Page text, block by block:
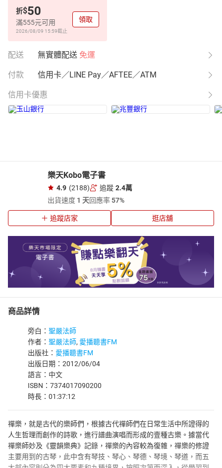
折$50
滿555元可用
2026/08/09 15:59截止
領取
配送 無實體配送 免運
付款 信用卡／LINE Pay／AFTEE／ATM
信用卡優惠
樂天Kobo電子書
4.9 (2188) 追蹤 2.4萬
出貨速度 1 天回應率57%
追蹤店家 逛店舖
商品詳情
旁白： 聖嚴法師
作者： 聖嚴法師, 愛播聽書FM
出版社： 愛播聽書FM
出版日期：2012/06/04
語言：中文
ISBN：7374017090200
時長：01:37:12
禪樂，就是古代的樂師們，根據古代禪師們在日常生活中所證得的
人生哲理而創作的詩歌，進行譜曲演唱而形成的壹種古樂。據當代
禪樂師妙及《靈韻樂典》記錄，禪樂的內容較為復雜，禪樂的修證
主要用到的古琴，此中含有琴技、琴心、琴德、琴境、琴道，而五